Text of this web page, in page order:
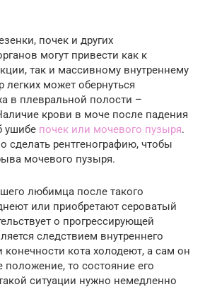
почек и других
могут привести как к
так и массивному внутреннему
легких может обернуться
в плевральной полости –
крови в моче после падения
ушибе почек или мочевого пузыря.
сделать рентгенографию, чтобы
мочевого пузыря.
любимца после такого
или приобретают сероватый
о прогрессирующей
следствием внутреннего
конечности кота холодеют, а сам он
положение, то состояние его
ситуации нужно немедленно